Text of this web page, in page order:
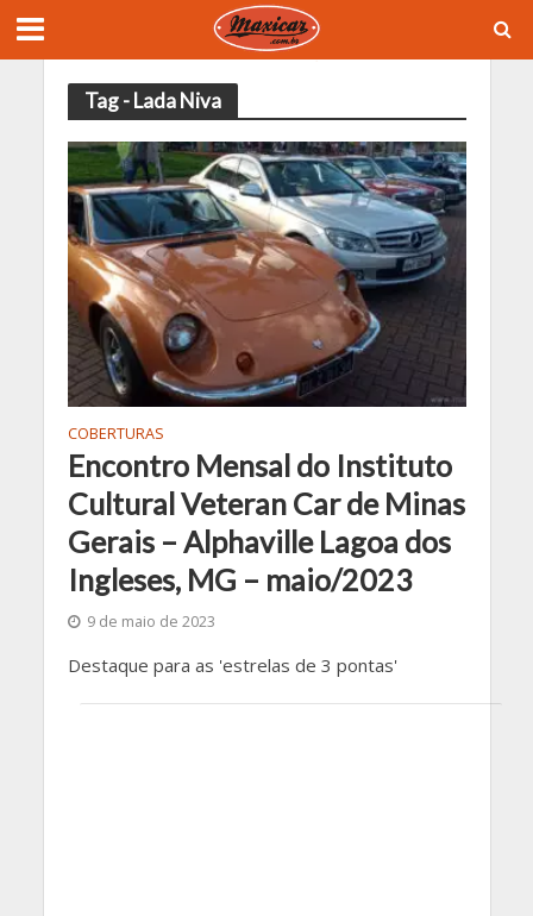
Tag - Lada Niva
COBERTURAS
Encontro Mensal do Instituto
Cultural Veteran Car de Minas
Gerais – Alphaville Lagoa dos
Ingleses, MG – maio/2023
9 de maio de 2023
Destaque para as 'estrelas de 3 pontas'